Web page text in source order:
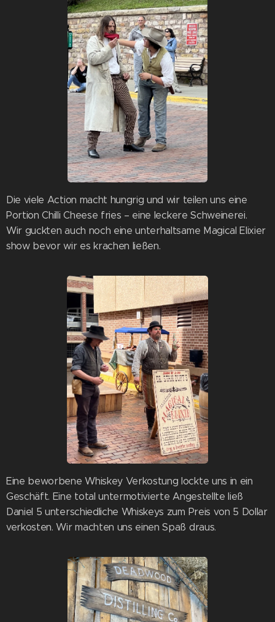
Die viele Action macht hungrig und wir teilen uns eine
Portion Chilli Cheese fries – eine leckere Schweinerei.
Wir guckten auch noch eine unterhaltsame Magical Elixier
show bevor wir es krachen ließen.
Eine beworbene Whiskey Verkostung lockte uns in ein
Geschäft. Eine total untermotivierte Angestellte ließ
Daniel 5 unterschiedliche Whiskeys zum Preis von 5 Dollar
verkosten. Wir machten uns einen Spaß draus.